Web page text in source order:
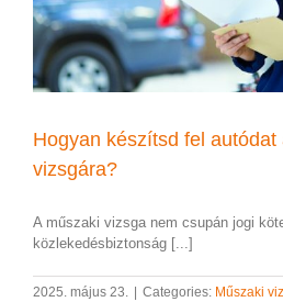
Hogyan készítsd fel autódat
vizsgára?
A műszaki vizsga nem csupán jogi
közlekedésbiztonság [...]
2025. május 23. | Categories: Műszaki